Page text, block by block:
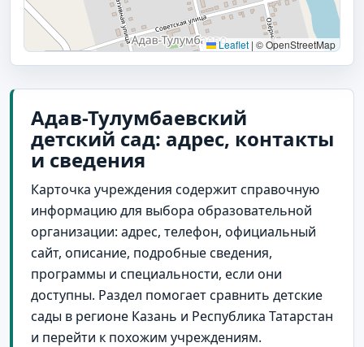
Leaflet | © OpenStreetMap
Адав-Тулумбаевский
детский сад: адрес, контакты
и сведения
Карточка учреждения содержит справочную
информацию для выбора образовательной
организации: адрес, телефон, официальный
сайт, описание, подробные сведения,
программы и специальности, если они
доступны. Раздел помогает сравнить детские
сады в регионе Казань и Республика Татарстан
и перейти к похожим учреждениям.